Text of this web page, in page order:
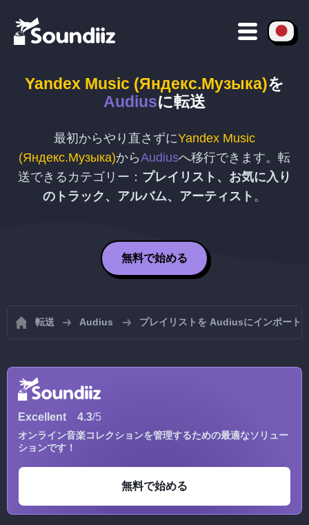
Yandex Music (Яндекс.Музыка)を
Audiusに転送
最初からやり直さずにYandex Music
(Яндекс.Музыка)からAudiusへ移行できます。転
送できるカテゴリー： プレイリスト、お気に入り
のトラック、アルバム、アーティスト 。
無料で始める
転送 Audius プレイリストを Audiusにインポート
Excellent 4.3/5
オンライン音楽コレクションを管理するための最適なソリュー
ションです！
無料で始める